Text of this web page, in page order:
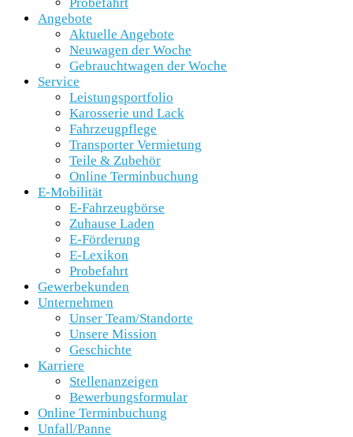
Angebote
Aktuelle Angebote
Neuwagen der Woche
Gebrauchtwagen der Woche
Service
Leistungsportfolio
Karosserie und Lack
Fahrzeugpflege
Transporter Vermietung
Teile & Zubehör
Online Terminbuchung
E-Mobilität
E-Fahrzeugbörse
Zuhause Laden
E-Förderung
E-Lexikon
Probefahrt
Gewerbekunden
Unternehmen
Unser Team/Standorte
Unsere Mission
Geschichte
Karriere
Stellenanzeigen
Bewerbungsformular
Online Terminbuchung
Unfall/Panne